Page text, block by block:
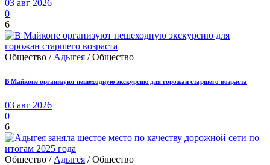
03 авг 2026
0
6
Общество / Адыгея / Общество
В Майкопе организуют пешеходную экскурсию для горожан старшего возраста
03 авг 2026
0
6
Общество / Адыгея / Общество